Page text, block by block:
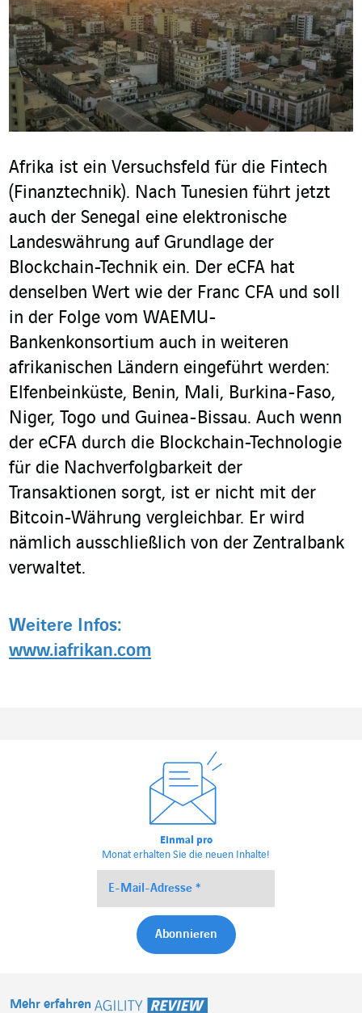
Afrika ist ein Versuchsfeld für die Fintech
(Finanztechnik). Nach Tunesien führt jetzt
auch der Senegal eine elektronische
Landeswährung auf Grundlage der
Blockchain-Technik ein. Der eCFA hat
denselben Wert wie der Franc CFA und soll
in der Folge vom WAEMU-
Bankenkonsortium auch in weiteren
afrikanischen Ländern eingeführt werden:
Elfenbeinküste, Benin, Mali, Burkina-Faso,
Niger, Togo und Guinea-Bissau. Auch wenn
der eCFA durch die Blockchain-Technologie
für die Nachverfolgbarkeit der
Transaktionen sorgt, ist er nicht mit der
Bitcoin-Währung vergleichbar. Er wird
nämlich ausschließlich von der Zentralbank
verwaltet.
Weitere Infos:
www.iafrikan.com
Einmal pro
Monat erhalten Sie die neuen Inhalte!
Mehr erfahren